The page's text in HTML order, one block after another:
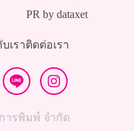
PR by dataxet
เราติดต่อเรา
ารพิมพ์ จำกัด